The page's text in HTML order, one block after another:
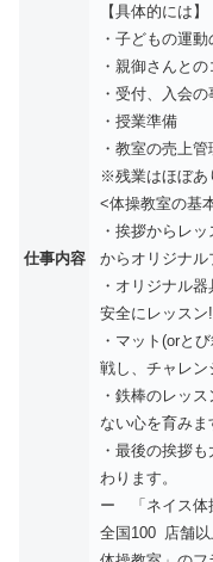
仕事内容
【具体的には】
・子どもの運
・親御さんと
・受付、入会
・授業準備
・教室の売上管
※残業はほぼあ
<体操教室の基
・挨拶からレ
からオリジナ
・オリジナル
安全にレッス
・マット(orと
戦し、チャレ
・鉄棒のレッ
ない心を育みま
・最後の挨拶
わります。
ー 「ネイス
全国100 店舗以